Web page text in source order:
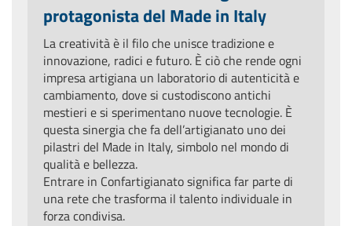
protagonista del Made in Italy
La creatività è il filo che unisce tradizione e
innovazione, radici e futuro. È ciò che rende ogni
impresa artigiana un laboratorio di autenticità e
cambiamento, dove si custodiscono antichi
mestieri e si sperimentano nuove tecnologie. È
questa sinergia che fa dell’artigianato uno dei
pilastri del Made in Italy, simbolo nel mondo di
qualità e bellezza.
Entrare in Confartigianato significa far parte di
una rete che trasforma il talento individuale in
forza condivisa.